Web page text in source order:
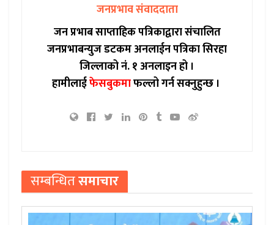
जनप्रभाव संवाददाता
जन प्रभाब साप्ताहिक पत्रिकाद्वारा संचालित
जनप्रभाबन्युज डटकम अनलाईन पत्रिका सिरहा
जिल्लाको नं. १ अनलाइन हो ।
हामीलाईफेसबुकमाफल्लो गर्न सक्नुहुन्छ ।
सम्बन्धितसमाचार